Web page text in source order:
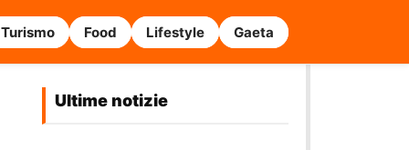
Turismo Food Lifestyle Gaeta
Ultime notizie